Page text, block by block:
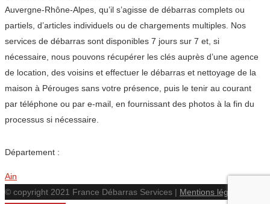
Auvergne-Rhône-Alpes, qu’il s’agisse de débarras complets ou
partiels, d’articles individuels ou de chargements multiples. Nos
services de débarras sont disponibles 7 jours sur 7 et, si
nécessaire, nous pouvons récupérer les clés auprès d’une agence
de location, des voisins et effectuer le débarras et nettoyage de la
maison à Pérouges sans votre présence, puis le tenir au courant
par téléphone ou par e-mail, en fournissant des photos à la fin du
processus si nécessaire.
Département :
Ain
© copyright 2021 France Débarras Services | Mentions légales